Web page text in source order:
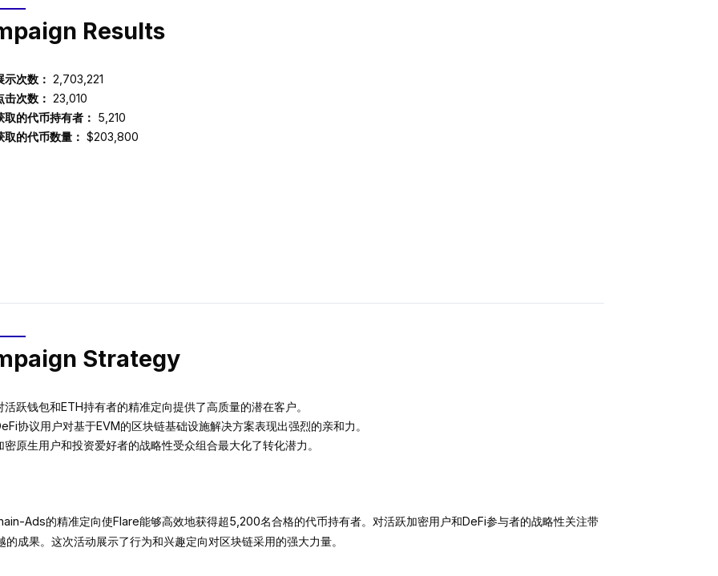
Results
示次数： 2,703,221
击次数： 23,010
取的代币持有者： 5,210
取的代币数量： $203,800
Strategy
活跃钱包和ETH持有者的精准定向提供了高质量的潜在客户。
协议用户对基于EVM的区块链基础设施解决方案表现出强烈的亲和力。
密原生用户和投资爱好者的战略性受众组合最大化了转化潜力。
Ads的精准定向使Flare能够高效地获得超5,200名合格的代币持有者。对活跃加密用户和DeFi参与者的战略性关注带
的成果。这次活动展示了行为和兴趣定向对区块链采用的强大力量。